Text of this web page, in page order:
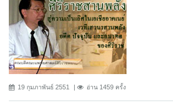
19 กุมภาพันธ์ 2551 อ่าน 1459 ครั้ง